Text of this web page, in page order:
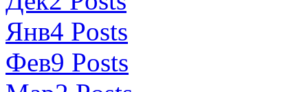
Янв4 Posts
Фев9 Posts